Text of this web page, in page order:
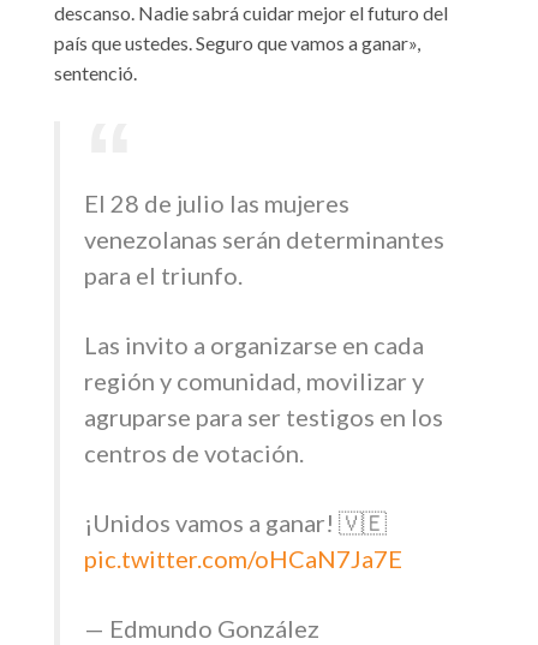
descanso. Nadie sabrá cuidar mejor el futuro del
país que ustedes. Seguro que vamos a ganar»,
sentenció.
El 28 de julio las mujeres
venezolanas serán determinantes
para el triunfo.
Las invito a organizarse en cada
región y comunidad, movilizar y
agruparse para ser testigos en los
centros de votación.
¡Unidos vamos a ganar! 🇻🇪
pic.twitter.com/oHCaN7Ja7E
— Edmundo González